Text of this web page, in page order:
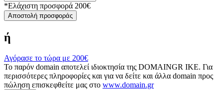
*Ελάχιστη προσφορά 200€
Αποστολή προσφοράς
ή
Αγόρασε το τώρα με 200€
Το παρόν domain αποτελεί ιδιοκτησία της DOMAINGR ΙΚΕ. Για
περισσότερες πληροφορίες και για να δείτε και άλλα domain προς
πώληση επισκεφθείτε μας στο www.domain.gr